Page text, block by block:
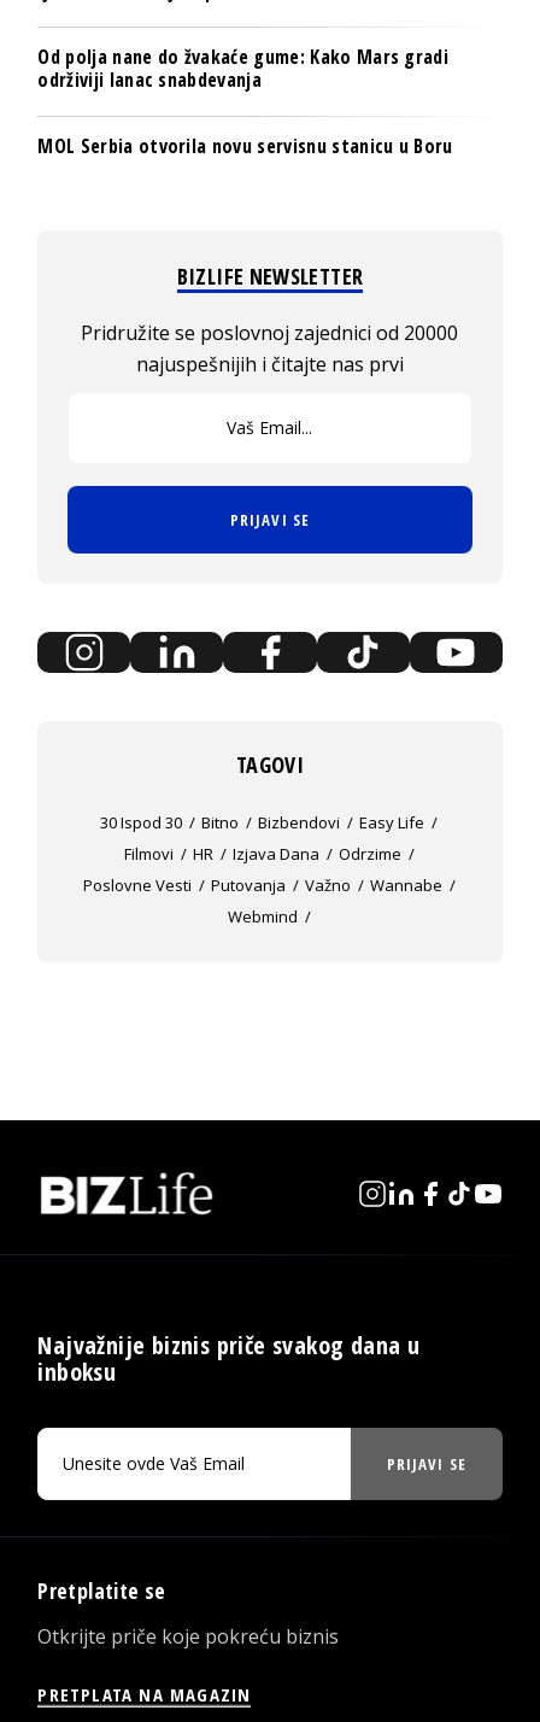
Od polja nane do žvakaće gume: Kako Mars gradi
održiviji lanac snabdevanja
MOL Serbia otvorila novu servisnu stanicu u Boru
BIZLIFE NEWSLETTER
Pridružite se poslovnoj zajednici od 20000
najuspešnijih i čitajte nas prvi
PRIJAVI SE
TAGOVI
30 Ispod 30 Bitno Bizbendovi
Easy Life
Filmovi
HR Izjava Dana
Odrzime
Poslovne Vesti
Putovanja Važno
Wannabe
Webmind
Najvažnije biznis priče svakog dana u
inboksu
PRIJAVI SE
Pretplatite se
Otkrijte priče koje pokreću biznis
PRETPLATA NA MAGAZIN